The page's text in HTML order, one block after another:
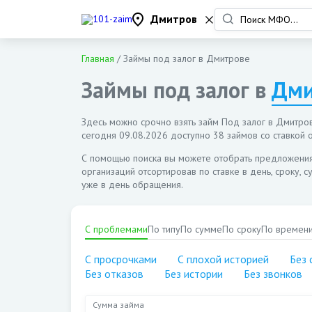
Дмитров
Главная /Займы под залог в Дмитрове
Займы под залог в
Здесь можно срочно взять займ Под залог в
сегодня 09.08.2026 доступно 38 займов со ставкой
С помощью поиска вы можете отобрать
организаций отсортировав по ставке в день, сроку,
уже в день обращения.
С проблемамиПо типуПо суммеПо срокуПо времени
С просрочками С плохой историей Без
Без отказов
Без истории Без звонков
Сумма займа